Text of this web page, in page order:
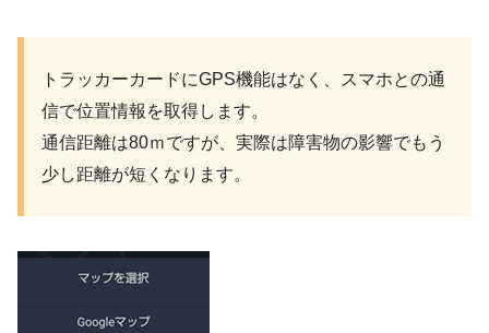
トラッカーカードにGPS機能はなく、スマホとの通
信で位置情報を取得します。
通信距離は80ｍですが、実際は障害物の影響でもう
少し距離が短くなります。